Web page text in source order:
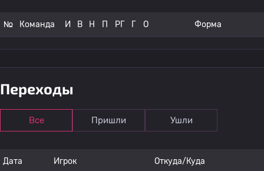
№ Команда И В Н П РГ Г О Форма
Переходы
Все Пришли Ушли
Дата Игрок Откуда/Куда